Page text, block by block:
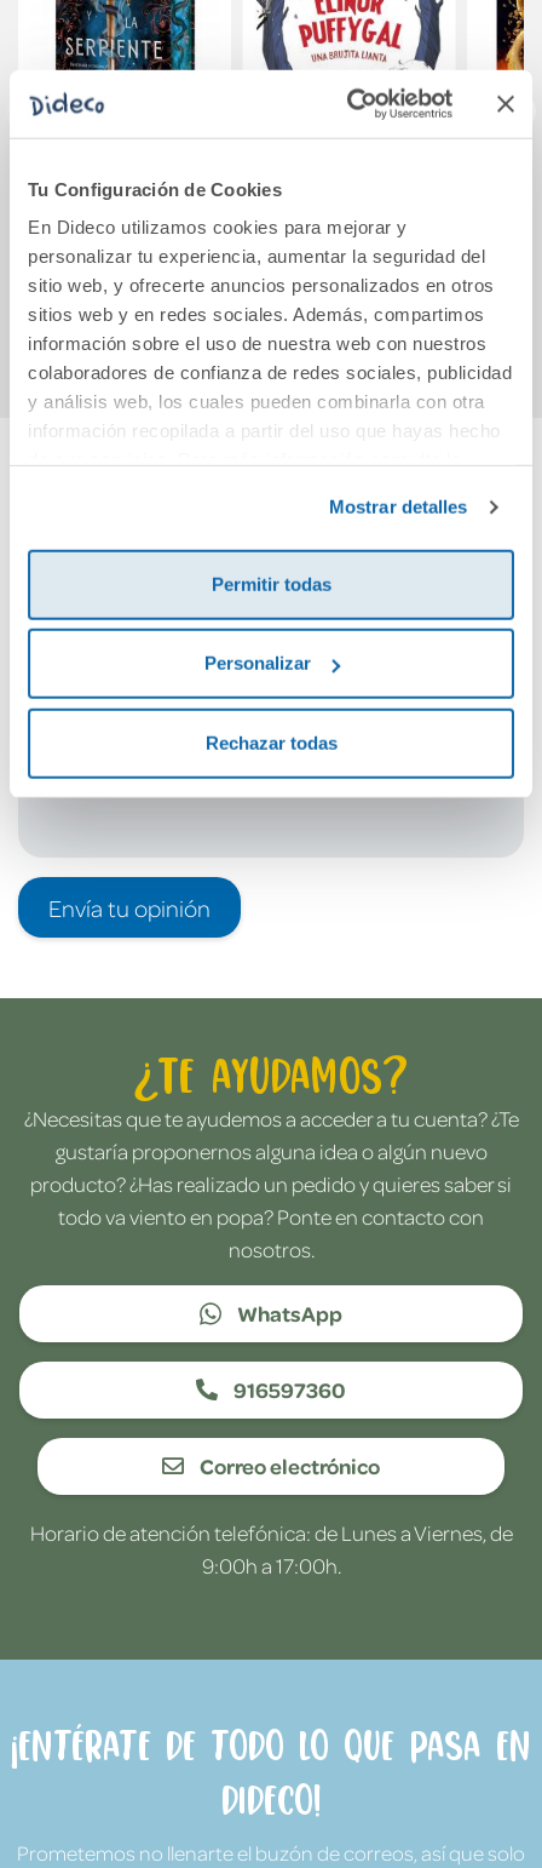
Tu Configuración de Cookies
En Dideco utilizamos cookies para mejorar y
personalizar tu experiencia, aumentar la seguridad del
sitio web, y ofrecerte anuncios personalizados en otros
sitios web y en redes sociales. Además, compartimos
información sobre el uso de nuestra web con nuestros
colaboradores de confianza de redes sociales, publicidad
y análisis web, los cuales pueden combinarla con otra
información recopilada a partir del uso que hayas hecho
Mostrar detalles
Permitir todas
Personalizar
Rechazar todas
El lobo y la
serpiente
23,90€
Comprar
13,95€
Comprar
Cuéntanos tu opinión
Debes iniciar sesión para poder valorarlo
Envía tu opinión
¿Te ayudamos?
¿Necesitas que te ayudemos a acceder a tu cuenta? ¿Te
gustaría proponernos alguna idea o algún nuevo
producto? ¿Has realizado un pedido y quieres saber si
todo va viento en popa? Ponte en contacto con
nosotros.
WhatsApp
916597360
Correo electrónico
Horario de atención telefónica: de Lunes a Viernes, de
9:00h a 17:00h.
¡Entérate de todo lo que pasa en
Dideco!
Prometemos no llenarte el buzón de correos, así que solo